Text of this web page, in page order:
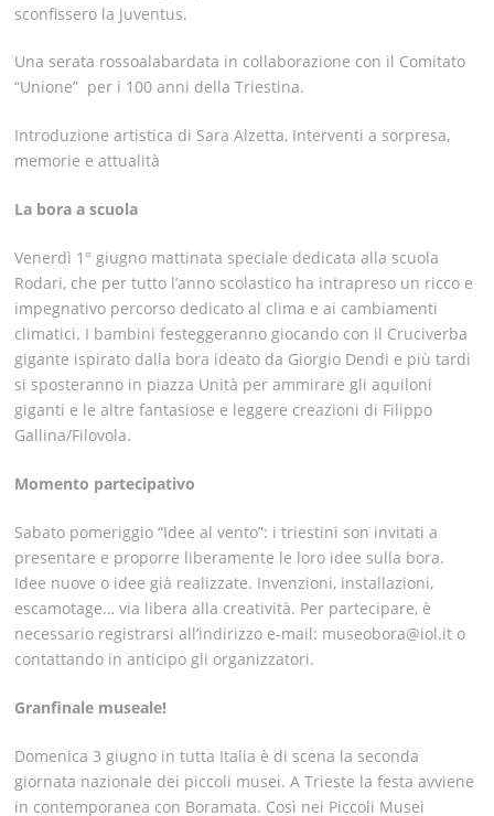
sconfissero la Juventus.
Una serata rossoalabardata in collaborazione con il Comitato
“Unione” per i 100 anni della Triestina.
Introduzione artistica di Sara Alzetta, Interventi a sorpresa,
memorie e attualità
La bora a scuola
Venerdì 1° giugno mattinata speciale dedicata alla scuola
Rodari, che per tutto l’anno scolastico ha intrapreso un ricco e
impegnativo percorso dedicato al clima e ai cambiamenti
climatici. I bambini festeggeranno giocando con il Cruciverba
gigante ispirato dalla bora ideato da Giorgio Dendi e più tardi
si sposteranno in piazza Unità per ammirare gli aquiloni
giganti e le altre fantasiose e leggere creazioni di Filippo
Gallina/Filovola.
Momento partecipativo
Sabato pomeriggio “Idee al vento”: i triestini son invitati a
presentare e proporre liberamente le loro idee sulla bora.
Idee nuove o idee già realizzate. Invenzioni, installazioni,
escamotage… via libera alla creatività. Per partecipare, è
necessario registrarsi all’indirizzo e-mail: museobora@iol.it o
contattando in anticipo gli organizzatori.
Granfinale museale!
Domenica 3 giugno in tutta Italia è di scena la seconda
giornata nazionale dei piccoli musei. A Trieste la festa avviene
in contemporanea con Boramata. Così nei Piccoli Musei